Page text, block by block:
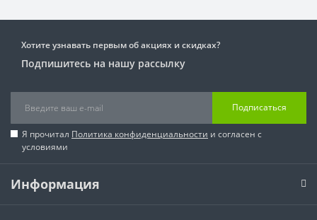
Хотите узнавать первым об акциях и скидках?
Подпишитесь на нашу рассылку
Подписаться
Я прочитал Политика конфиденциальности и согласен с
условиями
Информация